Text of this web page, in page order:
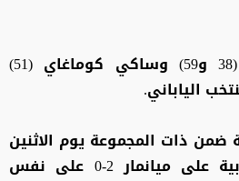
وسجلت يوي ناروميا (38 و59) وساكي كوماغاي (51)
الياباني.
ضمن ذات المجموعة يوم الاثنين
أيضاً فوز كوريا الجنوبية على ميانمار 2-0 على نفس